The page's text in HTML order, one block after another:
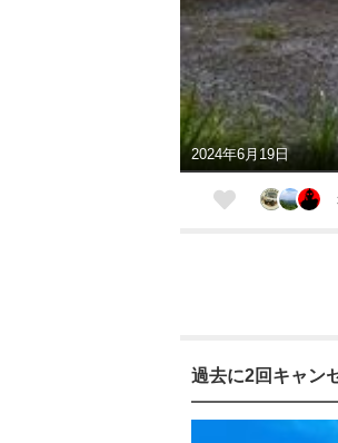
2024年6月19日
過去に2回キャン